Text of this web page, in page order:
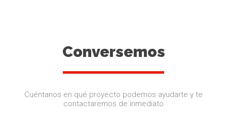
Conversemos
Cuéntanos en qué proyecto podemos ayudarte y te
contactaremos de inmediato